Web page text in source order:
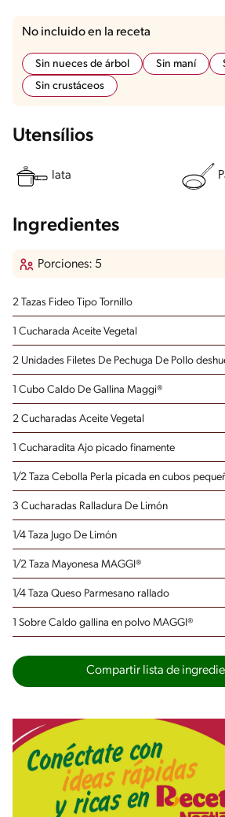
No incluido en la receta
Sin nueces de árbol Sin maní
Sin crustáceos
Utensílios
lata
Ingredientes
Porciones: 5
2 Tazas Fideo Tipo Tornillo
1 Cucharada Aceite Vegetal
2 Unidades Filetes De Pechuga De Pollo
1 Cubo Caldo De Gallina Maggi®
2 Cucharadas Aceite Vegetal
1 Cucharadita Ajo picado finamente
1/2 Taza Cebolla Perla picada en cubos
3 Cucharadas Ralladura De Limón
1/4 Taza Jugo De Limón
1/2 Taza Mayonesa MAGGI®
1/4 Taza Queso Parmesano rallado
1 Sobre Caldo gallina en polvo MAGGI®
Compartir lista de